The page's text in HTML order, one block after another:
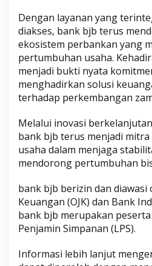
Dengan layanan yang
diakses, bank bjb terus
ekosistem perbankan yang
pertumbuhan usaha.
menjadi bukti nyata
menghadirkan solusi
terhadap perkembangan
Melalui inovasi
bank bjb terus menjadi
usaha dalam menjaga
mendorong pertumbuhan
bank bjb berizin dan diawasi
Keuangan (OJK) dan Bank
bank bjb merupakan
Penjamin Simpanan (LPS).
Informasi lebih lanjut